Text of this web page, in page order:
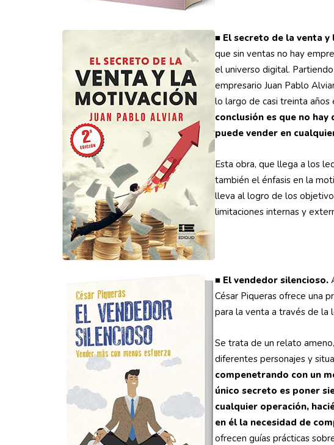
■ El secreto de la venta y
que sin ventas no hay
el universo digital.
empresario Juan Pablo
lo largo de casi treinta años
conclusión es que no
puede vender en
Esta obra, que llega a los
también el énfasis en la
lleva al logro de los
limitaciones internas y
■ El vendedor silencioso.
César Piqueras ofrece una
para la venta a través de la
Se trata de un relato
diferentes personajes y
compenetrando con un
único secreto es poner
cualquier operación,
en él la necesidad de
ofrecen guías prácticas